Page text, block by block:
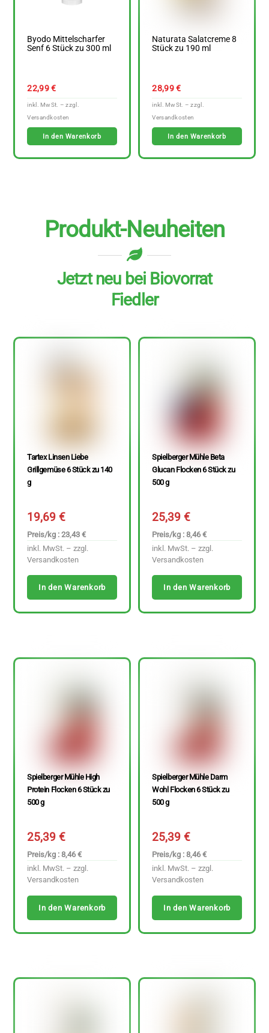
Byodo Mittelscharfer
Senf 6 Stück zu 300 ml
22,99€
In den Warenkorb
Naturata Salatcreme 8
Stück zu 190 ml
28,99€
In den Warenkorb
Produkt-Neuheiten
Jetzt neu bei Biovorrat
Fiedler
Tartex Linsen Liebe
Grillgemüse 6 Stück zu 140
g
19,69€
Preis/kg : 23,43 €
inkl. MwSt. – zzgl.
Versandkosten
In den Warenkorb
Spielberger Mühle Beta
Glucan Flocken 6 Stück zu
500 g
25,39€
Preis/kg : 8,46 €
inkl. MwSt. – zzgl.
Versandkosten
In den Warenkorb
Spielberger Mühle High
Protein Flocken 6 Stück zu
500 g
25,39€
Preis/kg : 8,46 €
inkl. MwSt. – zzgl.
Versandkosten
In den Warenkorb
Spielberger Mühle Darm
Wohl Flocken 6 Stück zu
500 g
25,39€
Preis/kg : 8,46 €
inkl. MwSt. – zzgl.
Versandkosten
In den Warenkorb